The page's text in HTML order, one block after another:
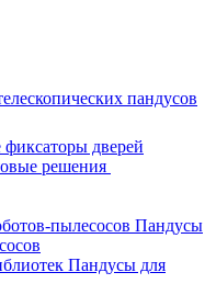
пандусов
дверей
решения
Пандусы
Пандусы для